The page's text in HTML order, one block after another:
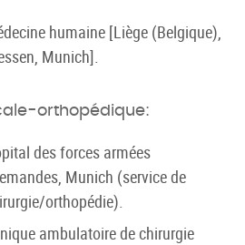
humaine [Liège (Belgique),
Munich].
orthopédique:
des forces armées
Munich (service de
orthopédie).
ambulatoire de chirurgie